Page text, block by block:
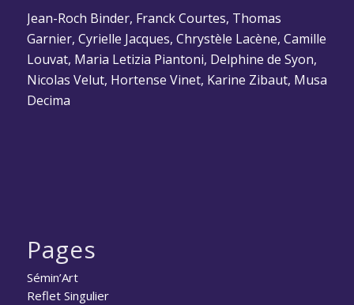
Jean-Roch Binder, Franck Courtes, Thomas
Garnier, Cyrielle Jacques, Chrystèle Lacène, Camille
Louvat, Maria Letizia Piantoni, Delphine de Syon,
Nicolas Velut, Hortense Vinet, Karine Zibaut, Musa
Decima
Pages
Sémin’Art
Reflet Singulier